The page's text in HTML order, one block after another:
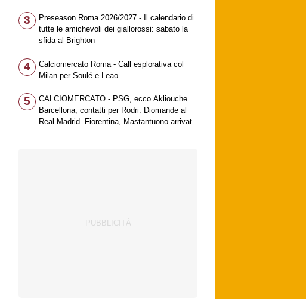
3
Preseason Roma 2026/2027 - Il calendario di
tutte le amichevoli dei giallorossi: sabato la
sfida al Brighton
4
Calciomercato Roma - Call esplorativa col
Milan per Soulé e Leao
5
CALCIOMERCATO - PSG, ecco Akliouche.
Barcellona, contatti per Rodri. Diomande al
Real Madrid. Fiorentina, Mastantuono arrivato